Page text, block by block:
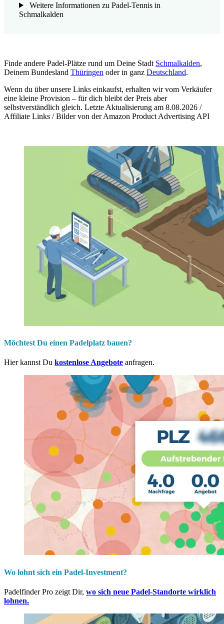
Weitere Informationen zu Padel-Tennis in
Schmalkalden
Finde andere Padel-Plätze rund um Deine Stadt Schmalkalden,
Deinem Bundesland Thüringen oder in ganz Deutschland.
Wenn du über unsere Links einkaufst, erhalten wir vom Verkäufer
eine kleine Provision – für dich bleibt der Preis aber
selbstverständlich gleich. Letzte Aktualisierung am 8.08.2026 /
Affiliate Links / Bilder von der Amazon Product Advertising API
Möchtest Du einen Padelplatz bauen?
Hier kannst Du kostenlose Angebote anfragen.
Wo lohnt sich ein Padel-Investment?
Padelfinder Pro zeigt Dir, wo sich neue Padel-Standorte wirklich
lohnen.